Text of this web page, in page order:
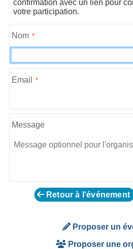
confirmation avec un lien pour
votre participation.
Nom
Email
Message
Retour à l'événement
Proposer un
Proposer une